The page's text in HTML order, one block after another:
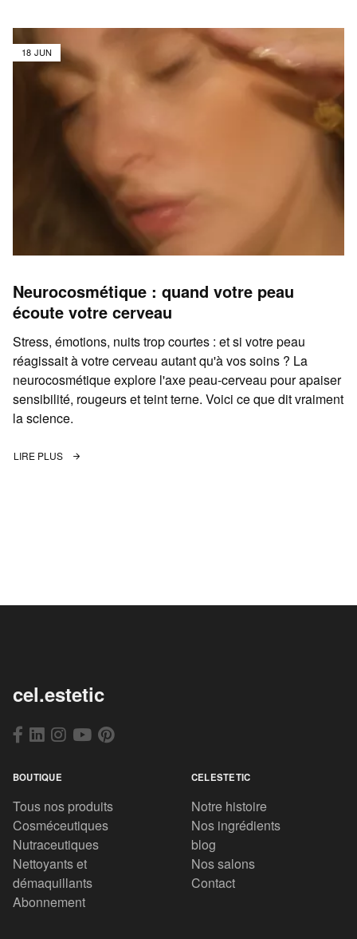
18 JUN
Neurocosmétique : quand votre peau
écoute votre cerveau
Stress, émotions, nuits trop courtes : et si votre peau
réagissait à votre cerveau autant qu'à vos soins ? La
neurocosmétique explore l'axe peau-cerveau pour apaiser
sensibilité, rougeurs et teint terne. Voici ce que dit vraiment
la science.
LIRE PLUS
cel.estetic
BOUTIQUE
Tous nos produits
Cosméceutiques
Nutraceutiques
Nettoyants et
démaquillants
Abonnement
CELESTETIC
Notre histoire
Nos ingrédients
blog
Nos salons
Contact